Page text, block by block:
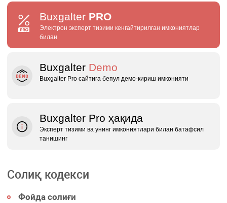
Buxgalter PRO
Электрон эксперт тизими кенгайтирилган имкониятлар
билан
Buxgalter Demo
Buxgalter Pro сайтига бепул демо‑кириш имконияти
Buxgalter Pro ҳақида
Эксперт тизими ва унинг имкониятлари билан батафсил
танишинг
Солиқ кодекси
Фойда солиғи